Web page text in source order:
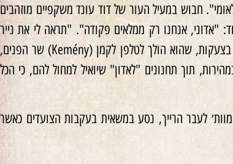
חבוש במעיל העור של דוד עונד משקפיים מוזהבים
אנחנו רק ממלאים פקודה". "תראה לי את נייר
הפקודה" – דרש קפש. פקודה בכתב לא נמצאה, אבל המפקד הסתמך על שמו של פלוני. קפש איים עליו בצעקות, שהוא הולך לטלפן לקמן (Kemény) שר הפנים,
תוך תחנונים "לאדון" שיואיל למחול להם, כי הכל
לעבר הרייך, נסע במשאית בעקבות הצועדים כאשר